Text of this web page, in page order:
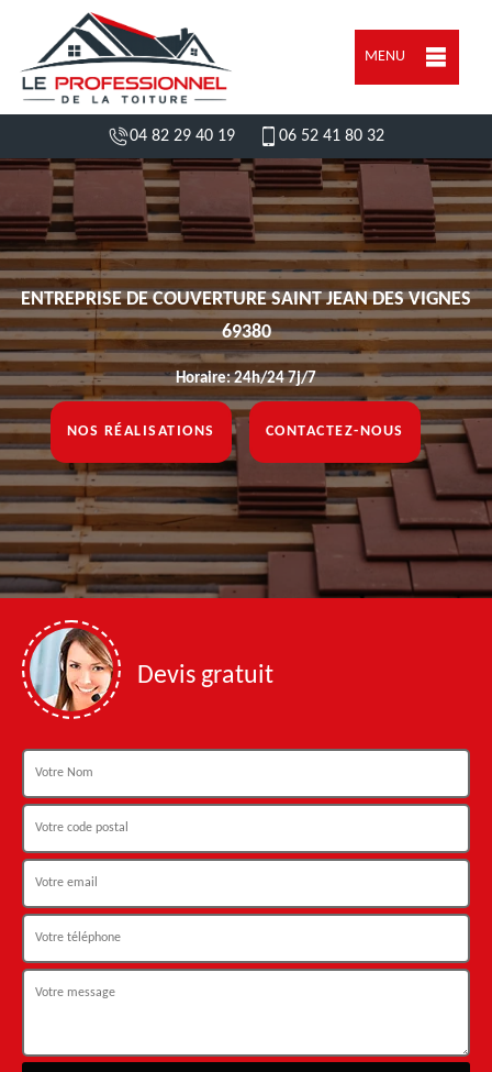
MENU
04 82 29 40 19 06 52 41 80 32
ENTREPRISE DE COUVERTURE SAINT JEAN DES VIGNES
69380
Horaire: 24h/24 7j/7
NOS RÉALISATIONS CONTACTEZ-NOUS
Devis gratuit